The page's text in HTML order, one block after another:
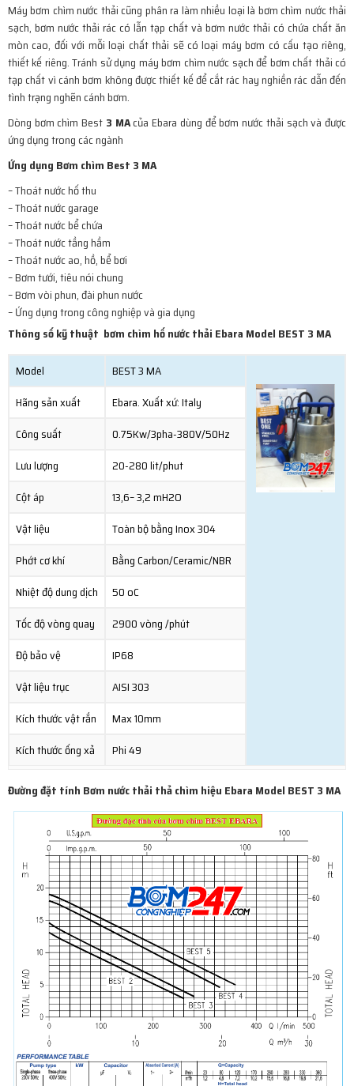
Máy bơm chìm nước thải cũng phân ra làm nhiều loại là bơm chìm nước thải
sạch, bơm nước thải rác có lẫn tạp chất và bơm nước thải có chứa chất ăn
mòn cao, đối với mỗi loại chất thải sẽ có loại máy bơm có cấu tạo riêng,
thiết kế riêng. Tránh sử dụng máy bơm chìm nước sạch để bơm chất thải có
tạp chất vì cánh bơm không được thiết kế để cắt rác hay nghiền rác dẫn đến
tình trạng nghẽn cánh bơm.
Dòng bơm chìm Best 3 MAcủa Ebara dùng để bơm nước thải sạch và được
ứng dụng trong các ngành
Ứng dụng Bơm chìm Best 3 MA
– Thoát nước hố thu
– Thoát nước garage
– Thoát nước bể chứa
– Thoát nước tầng hầm
– Thoát nước ao, hồ, bể bơi
– Bơm tưới, tiêu nói chung
– Bơm vòi phun, đài phun nước
– Ứng dụng trong công nghiệp và gia dụng
Thông số kỹ thuật bơm chìm hố nước thải Ebara Model BEST 3 MA
Model
BEST 3 MA
Hãng sản xuất
Ebara. Xuất xứ: Italy
Công suất
0.75Kw/3pha-380V/50Hz
Lưu lượng
20-280 lit/phut
Cột áp
13,6– 3,2 mH2O
Vật liệu
Toàn bộ bằng Inox 304
Phớt cơ khí
Bằng Carbon/Ceramic/NBR
Nhiệt độ dung dịch
50 oC
Tốc độ vòng quay
2900 vòng /phút
Độ bảo vệ
IP68
Vật liệu trục
AISI 303
Kích thước vật rắn
Max 10mm
Kích thước ống xả
Phi 49
Đường đặt tính Bơm nước thải thả chìm hiệu Ebara Model BEST 3 MA